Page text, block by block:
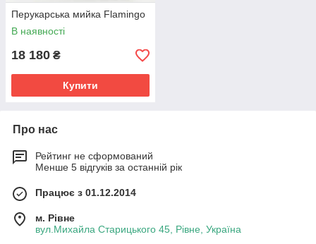
Перукарська мийка Flamingo
В наявності
18 180 ₴
Купити
Про нас
Рейтинг не сформований
Менше 5 відгуків за останній рік
Працює з 01.12.2014
м. Рівне
вул.Михайла Старицького 45, Рівне, Україна